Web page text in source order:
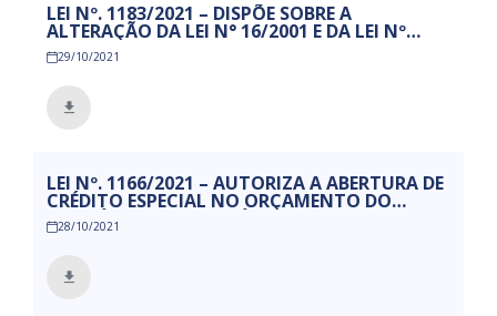
LEI Nº. 1183/2021 – DISPÕE SOBRE A
ALTERAÇÃO DA LEI N° 16/2001 E DA LEI Nº
855/2013, QUE INSTITUI O CONSELHO
MUNICIPAL DE ALIMENTAÇÃO ESCOLAR – CAE
E DÁ OUTRAS PROVIDÊNCIAS.
29/10/2021
LEI Nº. 1166/2021 – AUTORIZA A ABERTURA DE
CRÉDITO ESPECIAL NO ORÇAMENTO DO
EXERCÍCIO DE 2021 E DÁ OUTRAS
PROVIDENCIAS.
28/10/2021